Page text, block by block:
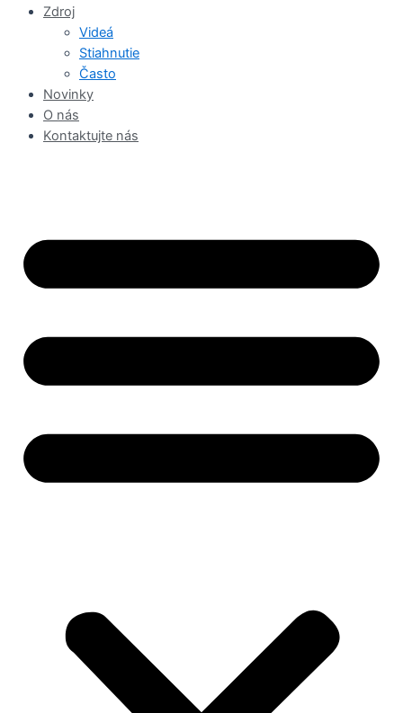
Zdroj
Videá
Stiahnutie
Často
Novinky
O nás
Kontaktujte nás